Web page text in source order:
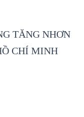
TĂNG NHƠN
CHÍ MINH